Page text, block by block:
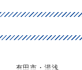
有田市・湯浅